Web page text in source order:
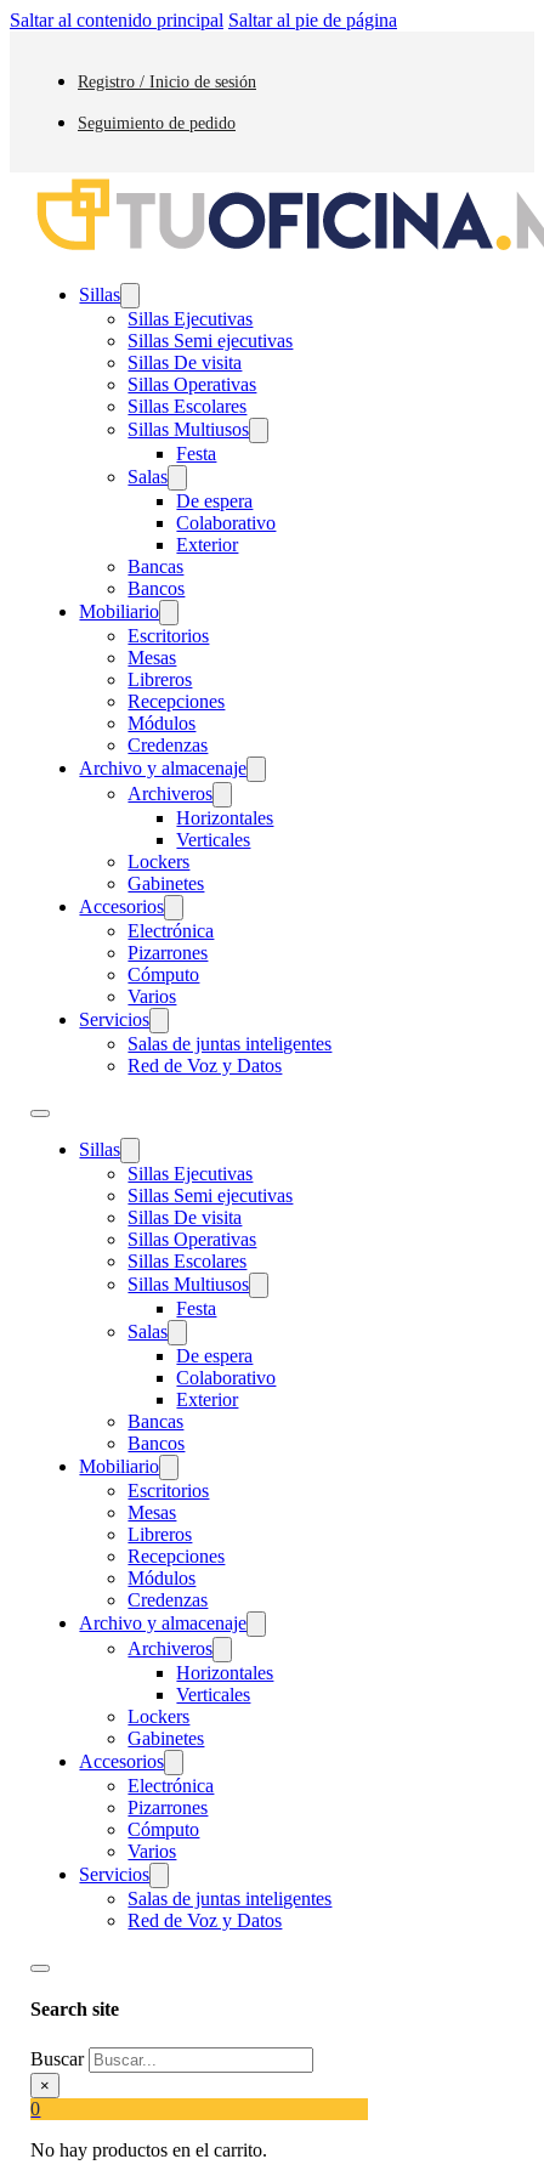
Saltar al contenido principal Saltar al pie de página
Registro / Inicio de sesión
Seguimiento de pedido
Sillas
Sillas Ejecutivas
Sillas Semi ejecutivas
Sillas De visita
Sillas Operativas
Sillas Escolares
Sillas Multiusos
Festa
Salas
De espera
Colaborativo
Exterior
Bancas
Bancos
Mobiliario
Escritorios
Mesas
Libreros
Recepciones
Módulos
Credenzas
Archivo y almacenaje
Archiveros
Horizontales
Verticales
Lockers
Gabinetes
Accesorios
Electrónica
Pizarrones
Cómputo
Varios
Servicios
Salas de juntas inteligentes
Red de Voz y Datos
Sillas
Sillas Ejecutivas
Sillas Semi ejecutivas
Sillas De visita
Sillas Operativas
Sillas Escolares
Sillas Multiusos
Festa
Salas
De espera
Colaborativo
Exterior
Bancas
Bancos
Mobiliario
Escritorios
Mesas
Libreros
Recepciones
Módulos
Credenzas
Archivo y almacenaje
Archiveros
Horizontales
Verticales
Lockers
Gabinetes
Accesorios
Electrónica
Pizarrones
Cómputo
Varios
Servicios
Salas de juntas inteligentes
Red de Voz y Datos
Search site
Buscar
×
0
No hay productos en el carrito.